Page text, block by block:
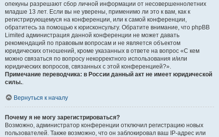
опекуны разрешают сбор личной информации от несовершеннолетних
младше 13 лет. Если вы не уверены, применимо ли это к вам, как к
регистрирующемуся на конференции, или к самой конференции,
обратитесь за помощью к юрисконсульту. Обратите внимание, что phpBB
Limited администрация данной конференции не может давать
рекомендаций по правовым вопросам и не является объектом
юридических отношений, кроме указанных в ответе на вопрос «С кем
можно связаться по вопросу некорректного использования и/или
юридических вопросов, связанных с этой конференцией?».
Примечание переводчика: в России данный акт не имеет юридической
силы..
Вернуться к началу
Почему я не могу зарегистрироваться?
Возможно, администратор конференции отключил регистрацию новых
пользователей. Также возможно, что он заблокировал ваш IP-адрес или